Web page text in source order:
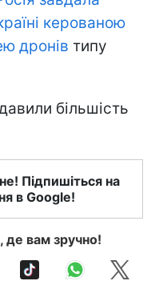
керованою
дронів типу
більшість
Підпишіться на
в Google!
де вам зручно!